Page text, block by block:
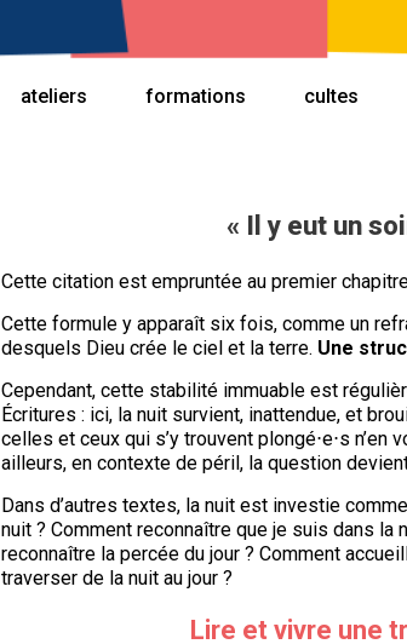
ateliers formations cultes
« Il y eut un
Cette citation est empruntée au premier
Cette formule y apparaît six fois, comme un
desquels Dieu crée le ciel et la terre. Une
Cependant, cette stabilité immuable est
Écritures : ici, la nuit survient, inattendue, et
celles et ceux qui s’y trouvent plongé⋅e⋅s n’en
ailleurs, en contexte de péril, la question
Dans d’autres textes, la nuit est investie
nuit ? Comment reconnaître que je suis dans la
reconnaître la percée du jour ? Comment
traverser de la nuit au jour ?
Lire et vivre une